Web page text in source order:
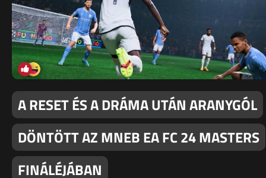
A RESET ÉS A DRÁMA UTÁN ARANYGÓL
DÖNTÖTT AZ MNEB EA FC 24 MASTERS
FINÁLÉJÁBAN